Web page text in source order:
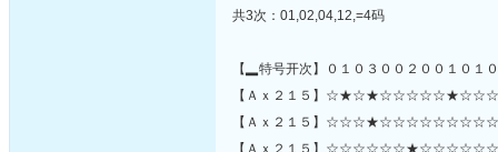
共3次：01,02,04,12,=4码
【▂特号开次】０１０３００２００１０１
【Ａｘ２１５】
【Ａｘ２１５】
【Ａｘ２１５】